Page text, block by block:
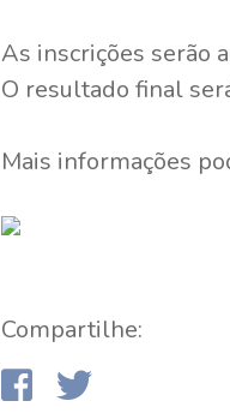
As inscrições serão
O resultado final
Mais informações
Compartilhe: